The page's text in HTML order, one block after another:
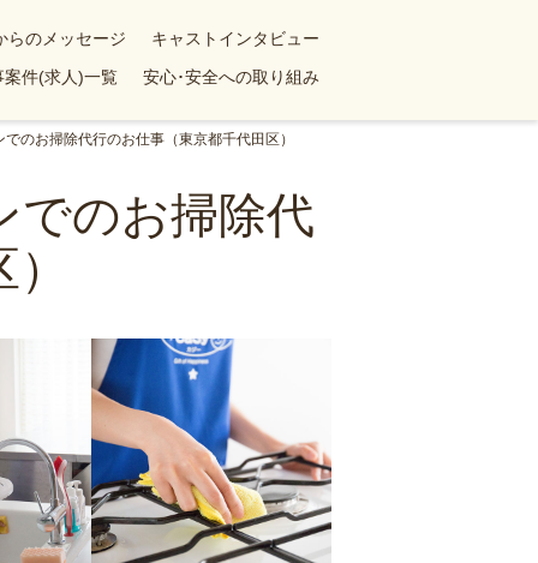
らのメッセージ
キャストインタビュー
案件(求人)一覧 安心･安全への取り組み
のお掃除代行のお仕事（東京都千代田区）
でのお掃除代